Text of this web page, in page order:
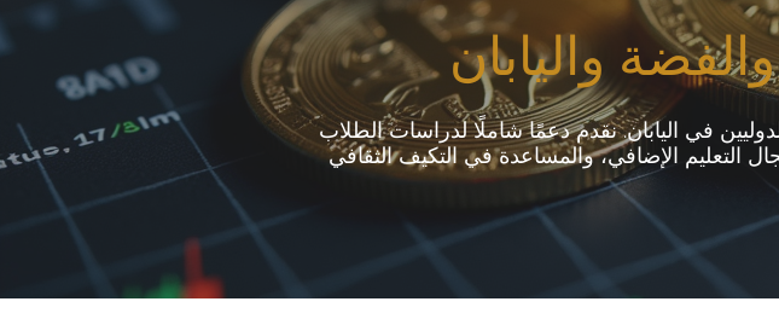
واليابان
في اليابان. نقدم دعمًا شاملًا لدراسات الطلاب